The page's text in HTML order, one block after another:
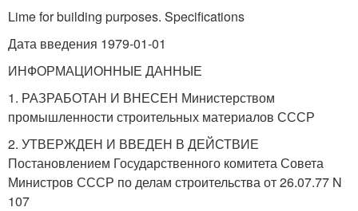
Lime for building purposes. Specifications
Дата введения 1979-01-01
ИНФОРМАЦИОННЫЕ ДАННЫЕ
1. РАЗРАБОТАН И ВНЕСЕН Министерством
промышленности строительных материалов СССР
2. УТВЕРЖДЕН И ВВЕДЕН В ДЕЙСТВИЕ
Постановлением Государственного комитета Совета
Министров СССР по делам строительства от 26.07.77 N
107